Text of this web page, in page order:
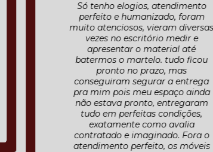
Só tenho elogios, atendimento
perfeito e humanizado, foram
muito atenciosos, vieram diversas
vezes no escritório medir e
apresentar o material até
batermos o martelo. tudo ficou
pronto no prazo, mas
conseguiram segurar a entrega
pra mim pois meu espaço ainda
não estava pronto, entregaram
tudo em perfeitas condições,
exatamente como avalia
contratado e imaginado. Fora o
atendimento perfeito, os móveis